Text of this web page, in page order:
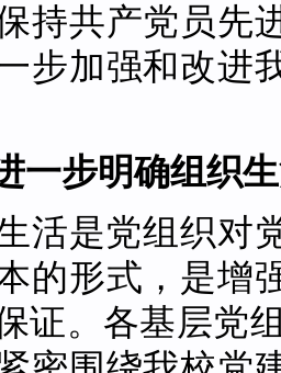
持共产党员先
步加强和改进
一步明确组织
活是党组织对
的形式，是增
证。各基层党